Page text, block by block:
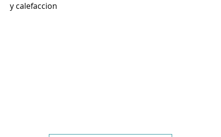
y calefaccion